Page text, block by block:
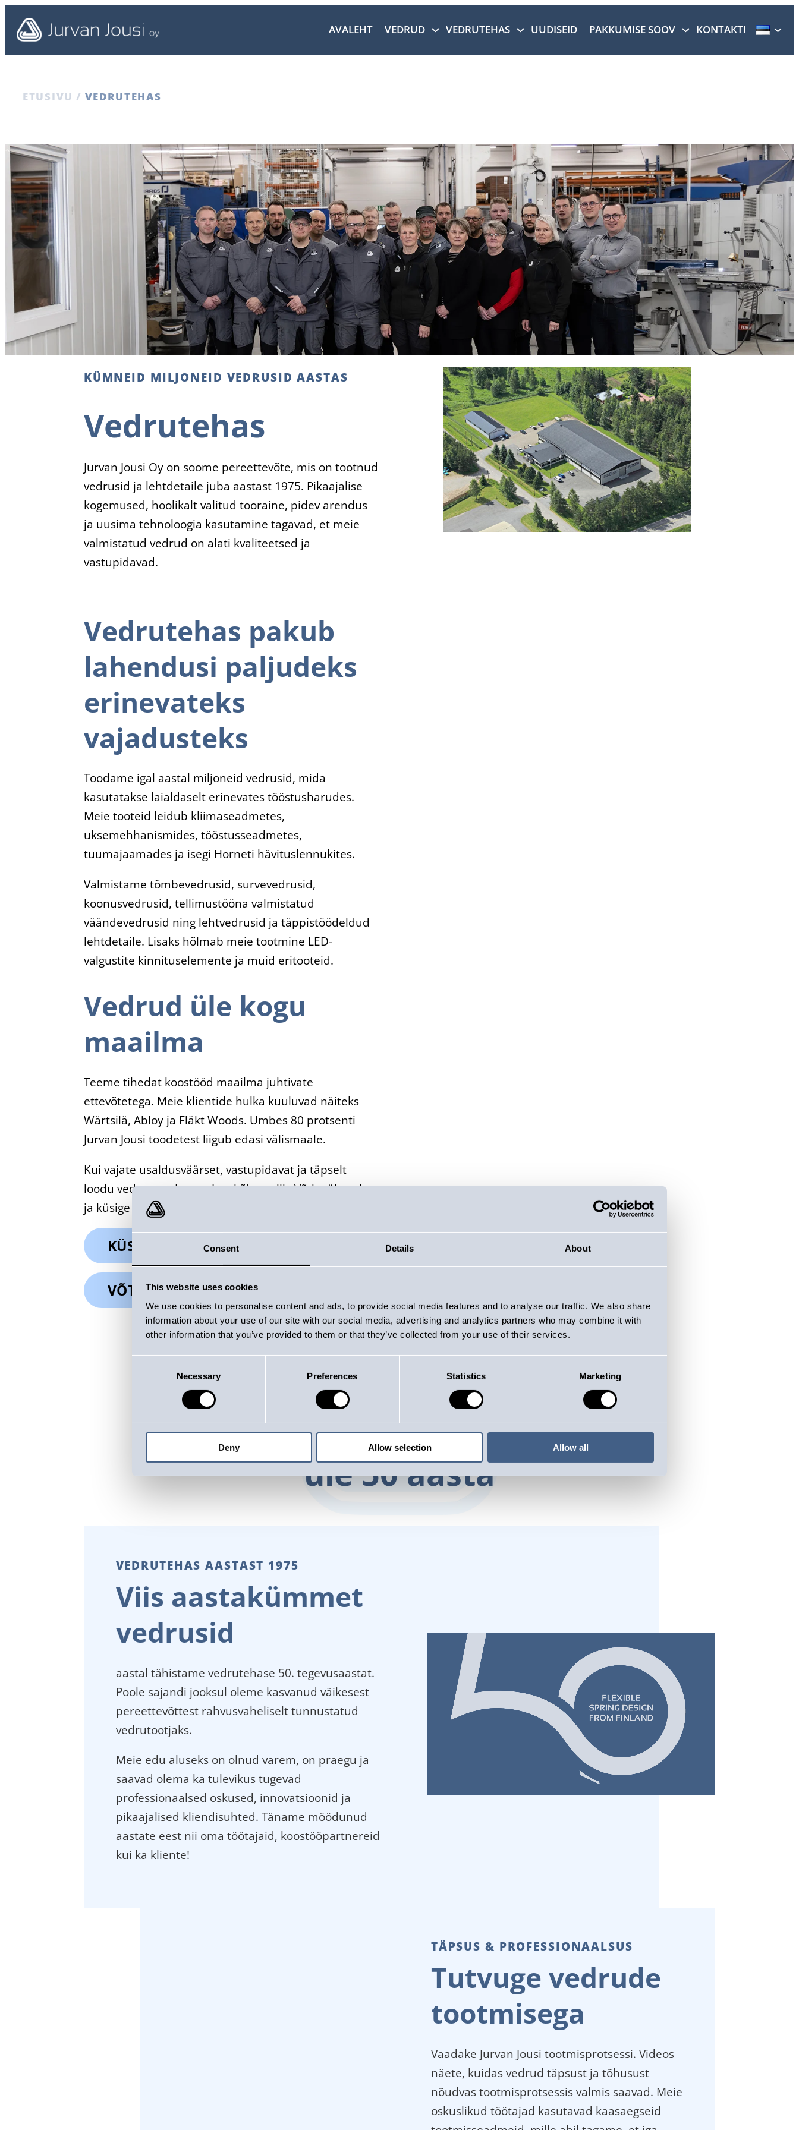
Consent Details About
This website uses cookies
We use cookies to personalise content and ads, to provide social media features and to analyse our traffic. We also share
information about your use of our site with our social media, advertising and analytics partners who may combine it with
other information that you’ve provided to them or that they’ve collected from your use of their services.
Necessary Preferences Statistics Marketing
Deny Allow selection Allow all
AVALEHT VEDRUD VEDRUTEHAS UUDISEID PAKKUMISE SOOV KONTAKTI
ETUSIVU / VEDRUTEHAS
KÜMNEID MILJONEID VEDRUSID AASTAS
Vedrutehas
Jurvan Jousi Oy on soome pereettevõte, mis on tootnud
vedrusid ja lehtdetaile juba aastast 1975. Pikaajalise
kogemused, hoolikalt valitud tooraine, pidev arendus
ja uusima tehnoloogia kasutamine tagavad, et meie
valmistatud vedrud on alati kvaliteetsed ja
vastupidavad.
Vedrutehas pakub
lahendusi paljudeks
erinevateks
vajadusteks
Toodame igal aastal miljoneid vedrusid, mida
kasutatakse laialdaselt erinevates tööstusharudes.
Meie tooteid leidub kliimaseadmetes,
uksemehhanismides, tööstusseadmetes,
tuumajaamades ja isegi Horneti hävituslennukites.
Valmistame tõmbevedrusid, survevedrusid,
koonusvedrusid, tellimustööna valmistatud
väändevedrusid ning lehtvedrusid ja täppistöödeldud
lehtdetaile. Lisaks hõlmab meie tootmine LED-
valgustite kinnituselemente ja muid eritooteid.
Vedrud üle kogu
maailma
Teeme tihedat koostööd maailma juhtivate
ettevõtetega. Meie klientide hulka kuuluvad näiteks
Wärtsilä, Abloy ja Fläkt Woods. Umbes 80 protsenti
Jurvan Jousi toodetest liigub edasi välismaale.
Kui vajate usaldusväärset, vastupidavat ja täpselt
loodu vedrut, on Jurvan Jousi õige valik. Võtke ühendust
ja küsige pakkumist juba täna!
KÜSIGE PAKKUMIST
VÕTKE ÜHENDUST
JurvanJousion tegutsenud juba
üle 50 aasta
VEDRUTEHAS AASTAST 1975
Viis aastakümmet
vedrusid
aastal tähistame vedrutehase 50. tegevusaastat.
Poole sajandi jooksul oleme kasvanud väikesest
pereettevõttest rahvusvaheliselt tunnustatud
vedrutootjaks.
Meie edu aluseks on olnud varem, on praegu ja
saavad olema ka tulevikus tugevad
professionaalsed oskused, innovatsioonid ja
pikaajalised kliendisuhted. Täname möödunud
aastate eest nii oma töötajaid, koostööpartnereid
kui ka kliente!
TÄPSUS & PROFESSIONAALSUS
Tutvuge vedrude
tootmisega
Vaadake Jurvan Jousi tootmisprotsessi. Videos
näete, kuidas vedrud täpsust ja tõhusust
nõudvas tootmisprotsessis valmis saavad. Meie
oskuslikud töötajad kasutavad kaasaegseid